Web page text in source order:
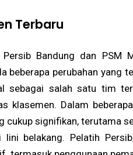
Terbaru
Bandung dan PSM
beberapa perubahan yang
sebagai salah satu tim
klasemen. Dalam
cukup signifikan, terutama
belakang. Pelatih